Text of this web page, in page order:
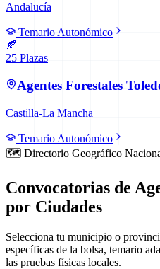
Andalucía
Temario Autonómico
🍂
25 Plazas
Agentes Forestales
Castilla-La Mancha
Temario Autonómico
🗺️ Directorio Geográfico
Convocatorias de
por Ciudades
Selecciona tu municipio o
específicas de la bolsa, temario
las pruebas físicas locales.